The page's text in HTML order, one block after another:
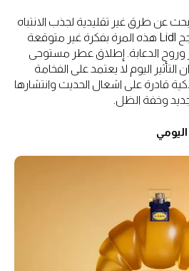
عن طرق غير تقليدية لجذب الانتباه
في عالم اللايف ستايل، وتنجح Lidl هذه المرة بفكرة غير متوقعة
وروح الدعابة. إطلاق عطر مستوحى
اليوم لا يعتمد على الفخامة
قادرة على اشعال الحديث وانتشارها
وخفة الظل.